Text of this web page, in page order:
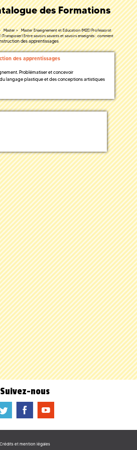
des Formations
Master
Master Enseignement et Education (M2E) Professorat
(Transposer) Entre savoirs savants et savoirs enseignés : comment
des apprentissages
des apprentissages
Problématiser et concevoir
du langage plastique et des conceptions artistiques
Suivez-nous
a b f
Crédits et mention légales